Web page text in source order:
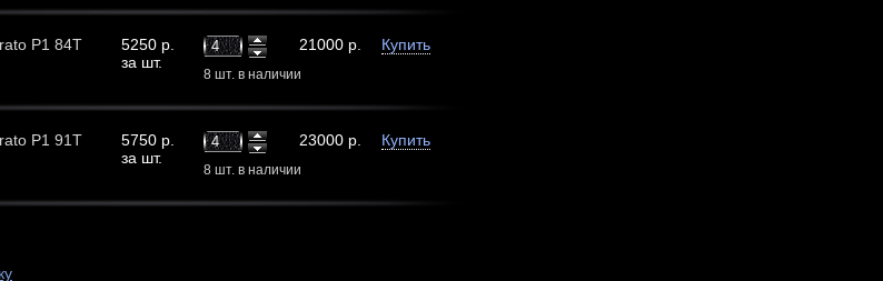
P1 84T
5250 р.
за шт.
8 шт. в наличии
21000 р. Купить
P1 91T
5750 р.
за шт.
8 шт. в наличии
23000 р. Купить